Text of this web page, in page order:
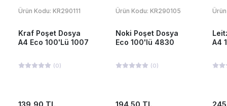
Ürün Kodu: KR290111
Kraf Poşet Dosya
A4 Eco 100'Lü 1007
(0)
Ürün Kodu: KR290105
Noki Poşet Dosya
Eco 100'lü 4830
(0)
A4